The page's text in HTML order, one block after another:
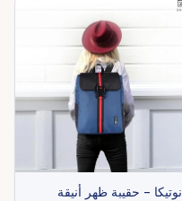
نوتيكا - حقيبة ظهر أنيقة